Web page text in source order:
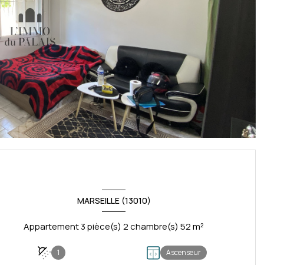
MARSEILLE (13010)
Appartement 3 pièce(s) 2 chambre(s) 52 m²
1 Ascenseur